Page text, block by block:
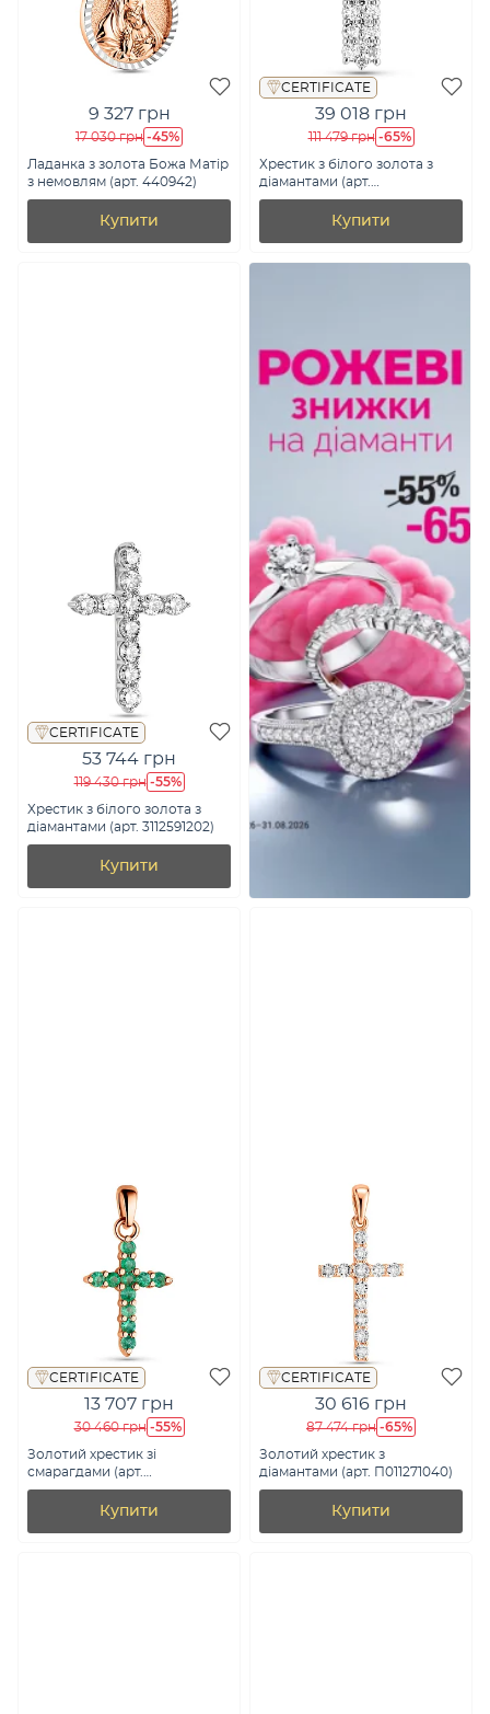
9 327 грн
17 030 грн -45%
Ладанка з золота Божа Матір
з немовлям (арт. 440942)
Купити
CERTIFICATE
39 018 грн
111 479 грн -65%
Хрестик з білого золота з
діамантами (арт.
П341733040б)
Купити
CERTIFICATE
53 744 грн
119 430 грн -55%
Хрестик з білого золота з
діамантами (арт. 3112591202)
Купити
CERTIFICATE
13 707 грн
30 460 грн -55%
Золотий хрестик зі
смарагдами (арт.
3100785201и)
Купити
CERTIFICATE
30 616 грн
87 474 грн -65%
Золотий хрестик з
діамантами (арт. П011271040)
Купити